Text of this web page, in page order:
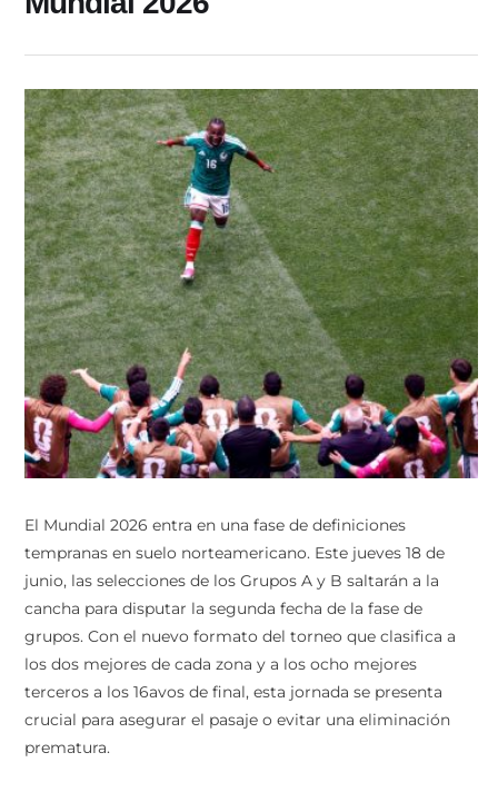
El Mundial 2026 entra en una fase de definiciones
tempranas en suelo norteamericano. Este jueves 18 de
junio, las selecciones de los Grupos A y B saltarán a la
cancha para disputar la segunda fecha de la fase de
grupos. Con el nuevo formato del torneo que clasifica a
los dos mejores de cada zona y a los ocho mejores
terceros a los 16avos de final, esta jornada se presenta
crucial para asegurar el pasaje o evitar una eliminación
prematura.